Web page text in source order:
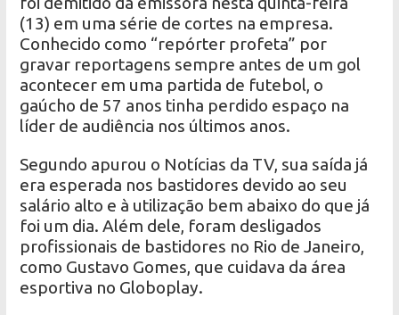
(13) em uma série de cortes na empresa.
Conhecido como “repórter profeta” por
gravar reportagens sempre antes de um gol
acontecer em uma partida de futebol, o
gaúcho de 57 anos tinha perdido espaço na
líder de audiência nos últimos anos.
Segundo apurou o Notícias da TV, sua saída já
era esperada nos bastidores devido ao seu
salário alto e à utilização bem abaixo do que já
foi um dia. Além dele, foram desligados
profissionais de bastidores no Rio de Janeiro,
como Gustavo Gomes, que cuidava da área
esportiva no Globoplay.